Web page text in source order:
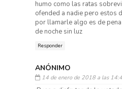
humo como las ratas
ofended a nadie pero estos
por llamarle algo es de
de noche sin luz
Responder
ANÓNIMO
14 de enero de 2018 a las